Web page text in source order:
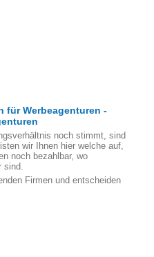
für Werbeagenturen -
noch stimmt, sind
wir Ihnen hier welche auf,
noch bezahlbar, wo
sind.
Firmen und entscheiden